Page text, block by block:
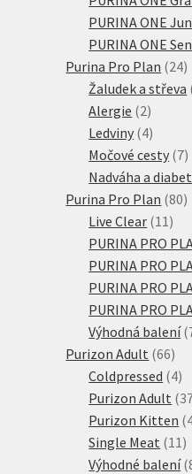
PURINA ONE
PURINA ONE
Purina Pro Plan 2424
Žaludek a střeva
Alergie 22
produkty
Ledviny 44
Močové cesty 77
Nadváha a
Purina Pro Plan 8080
Live Clear 11 11
PURINA PRO
PURINA PRO
PURINA PRO
PURINA PRO
Výhodná balení
Purizon Adult 6666
Coldpressed 44
Purizon Adult
Purizon Kitten
Single Meat 11 11
Výhodné balení